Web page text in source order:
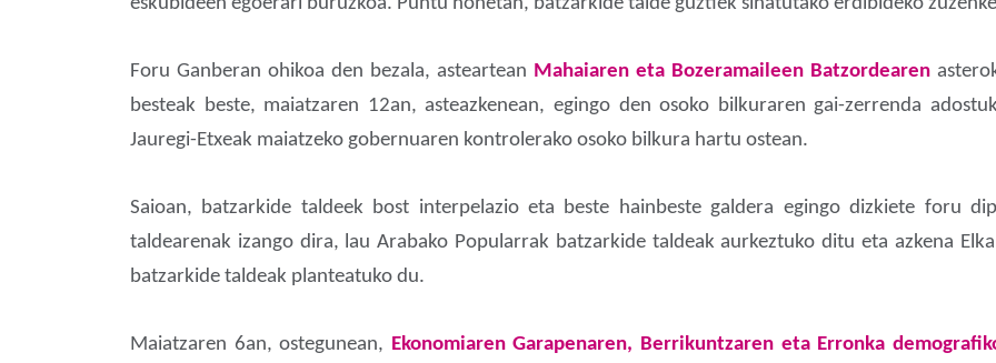
eskubideen egoerari buruzkoa. Puntu honetan, batzarkide talde guztiek sinatutako erdibideko
Foru Ganberan ohikoa den bezala, asteartean Mahaiaren eta Bozeramaileen Batzordearen
besteak beste, maiatzaren 12an, asteazkenean, egingo den osoko bilkuraren gai-zerrenda
Jauregi-Etxeak maiatzeko gobernuaren kontrolerako osoko bilkura hartu ostean.
Saioan, batzarkide taldeek bost interpelazio eta beste hainbeste galdera egingo dizkiete foru
taldearenak izango dira, lau Arabako Popularrak batzarkide taldeak aurkeztuko ditu eta azkena
batzarkide taldeak planteatuko du.
Maiatzaren 6an, ostegunean, Ekonomiaren Garapenaren, Berrikuntzaren eta Erronka